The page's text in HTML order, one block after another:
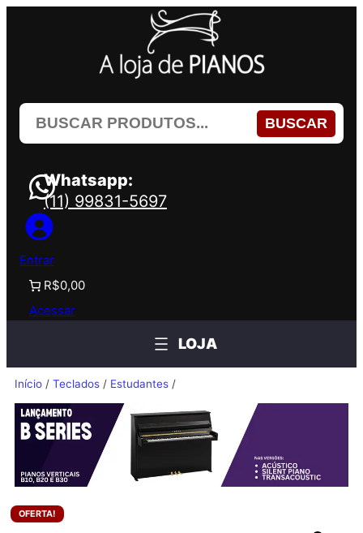
BUSCAR
Whatsapp:
(11) 99831-5697
Entrar
R$0,00
Acessar
Início / Teclados / Estudantes /
OFERTA!